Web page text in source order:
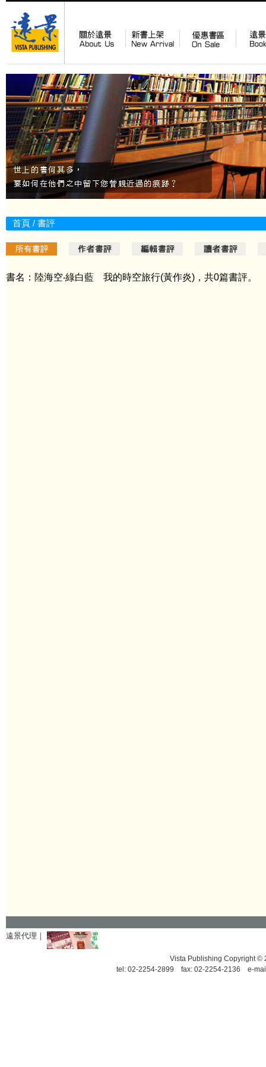
首頁 / 書評
書名：陸海空‧綠白藍 我的時空旅行(黃作炎)，共0篇書評。
遠景代理｜
Vista Publishing Copyright ©
tel: 02-2254-2899 fax: 02-2254-2136 e-